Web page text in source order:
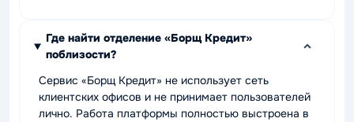
Где найти отделение «Борщ Кредит»
поблизости?
Сервис «Борщ Кредит» не использует сеть
клиентских офисов и не принимает пользователей
лично. Работа платформы полностью выстроена в